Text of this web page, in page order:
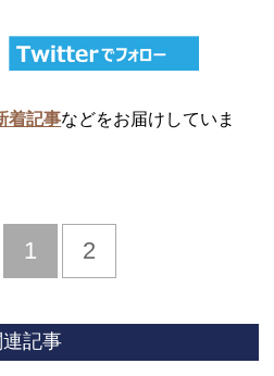
着記事などをお届けしていま
前
1 2
記事